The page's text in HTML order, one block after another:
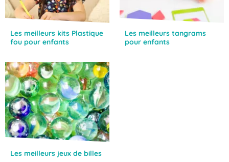
Les meilleurs kits Plastique
fou pour enfants
Les meilleurs tangrams
pour enfants
Les meilleurs jeux de billes